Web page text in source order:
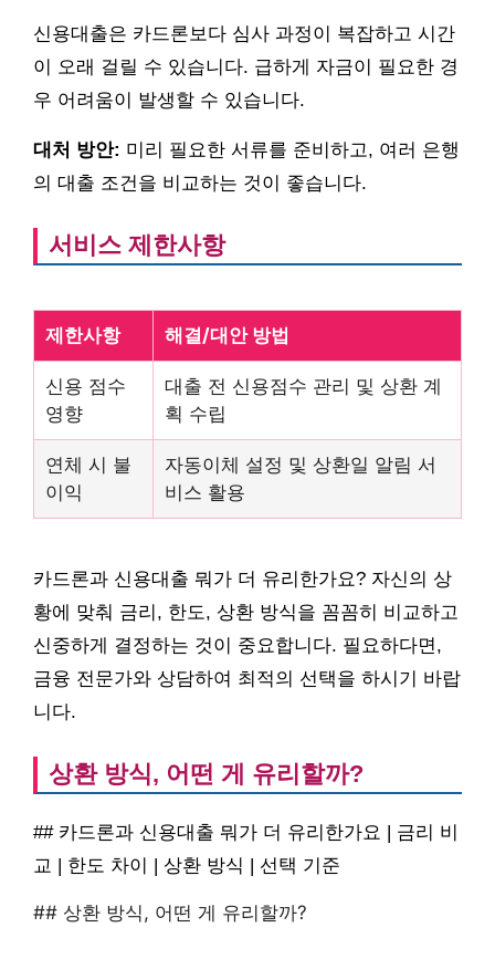
신용대출은 카드론보다 심사 과정이 복잡하고 시간
이 오래 걸릴 수 있습니다. 급하게 자금이 필요한 경
우 어려움이 발생할 수 있습니다.
대처 방안: 미리 필요한 서류를 준비하고, 여러 은행
의 대출 조건을 비교하는 것이 좋습니다.
서비스 제한사항
제한사항 해결/대안 방법
신용 점수
영향
대출 전 신용점수 관리 및 상환 계
획 수립
연체 시 불
이익
자동이체 설정 및 상환일 알림 서
비스 활용
카드론과 신용대출 뭐가 더 유리한가요? 자신의 상
황에 맞춰 금리, 한도, 상환 방식을 꼼꼼히 비교하고
신중하게 결정하는 것이 중요합니다. 필요하다면,
금융 전문가와 상담하여 최적의 선택을 하시기 바랍
니다.
상환 방식, 어떤 게 유리할까?
## 카드론과 신용대출 뭐가 더 유리한가요 | 금리 비
교 | 한도 차이 | 상환 방식 | 선택 기준
## 상환 방식, 어떤 게 유리할까?